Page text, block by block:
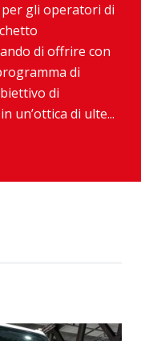
gli operatori di
di offrire con
di
di
un’ottica di ulte...